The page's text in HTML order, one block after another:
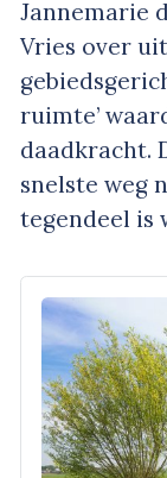
Jannemarie
Vries over
ruimte’
daadkracht.
snelste weg
tegendeel is